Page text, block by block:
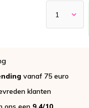
vanaf 75 euro
klanten